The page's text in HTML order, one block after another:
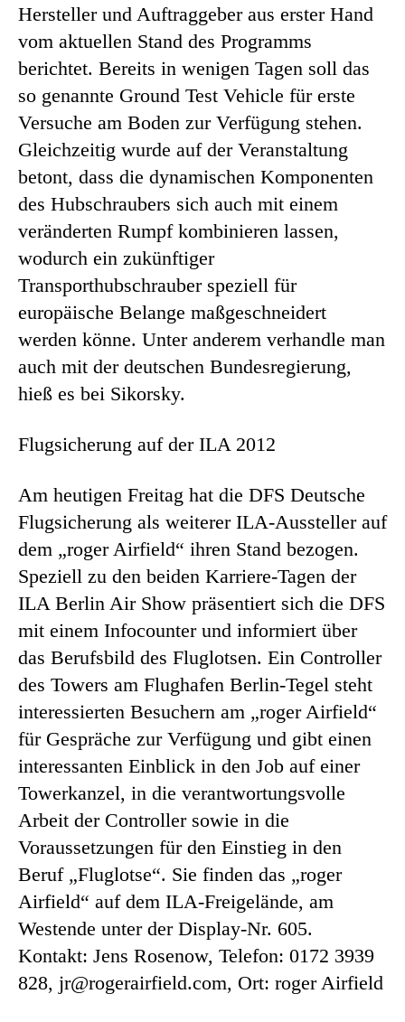
Hersteller und Auftraggeber aus erster Hand
vom aktuellen Stand des Programms
berichtet. Bereits in wenigen Tagen soll das
so genannte Ground Test Vehicle für erste
Versuche am Boden zur Verfügung stehen.
Gleichzeitig wurde auf der Veranstaltung
betont, dass die dynamischen Komponenten
des Hubschraubers sich auch mit einem
veränderten Rumpf kombinieren lassen,
wodurch ein zukünftiger
Transporthubschrauber speziell für
europäische Belange maßgeschneidert
werden könne. Unter anderem verhandle man
auch mit der deutschen Bundesregierung,
hieß es bei Sikorsky.
Flugsicherung auf der ILA 2012
Am heutigen Freitag hat die DFS Deutsche
Flugsicherung als weiterer ILA-Aussteller auf
dem „roger Airfield“ ihren Stand bezogen.
Speziell zu den beiden Karriere-Tagen der
ILA Berlin Air Show präsentiert sich die DFS
mit einem Infocounter und informiert über
das Berufsbild des Fluglotsen. Ein Controller
des Towers am Flughafen Berlin-Tegel steht
interessierten Besuchern am „roger Airfield“
für Gespräche zur Verfügung und gibt einen
interessanten Einblick in den Job auf einer
Towerkanzel, in die verantwortungsvolle
Arbeit der Controller sowie in die
Voraussetzungen für den Einstieg in den
Beruf „Fluglotse“. Sie finden das „roger
Airfield“ auf dem ILA-Freigelände, am
Westende unter der Display-Nr. 605.
Kontakt: Jens Rosenow, Telefon: 0172 3939
828, jr@rogerairfield.com, Ort: roger Airfield